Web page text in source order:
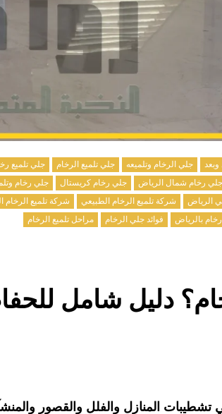
جلي الرخام وتلميعه جلي تلميع الرخام جلي تلميع
جلي رخام شمال الرياض جلي رخام كريستال
جلي رخام
الرياض شركة تلميع الرخام الطبيعي
شركة تلميع الرخام
بالرياض فوائد جلي الرخام مراحل تلميع الرخام
دليل شامل
تشطيبات المنازل والفلل والقصور